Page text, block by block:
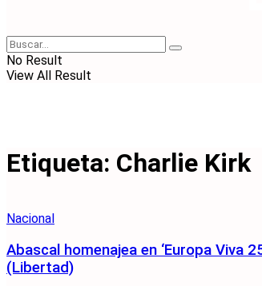
No Result
View All Result
Etiqueta: Charlie Kirk
Nacional
Abascal homenajea en ‘Europa Viva
(Libertad)